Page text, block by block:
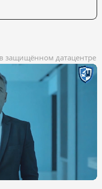
защищённом датацентре